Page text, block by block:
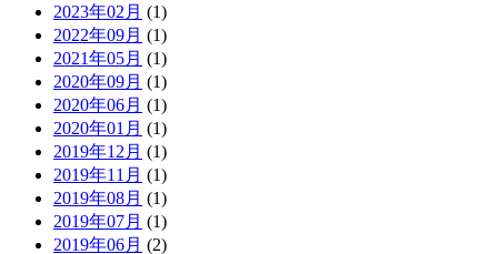
2023年02月 (1)
2022年09月 (1)
2021年05月 (1)
2020年09月 (1)
2020年06月 (1)
2020年01月 (1)
2019年12月 (1)
2019年11月 (1)
2019年08月 (1)
2019年07月 (1)
2019年06月 (2)